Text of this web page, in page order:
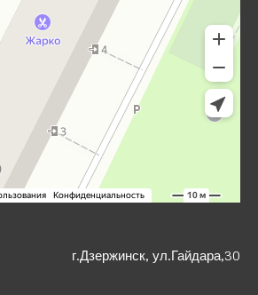
г.Дзержинск, ул.Гайдара,30